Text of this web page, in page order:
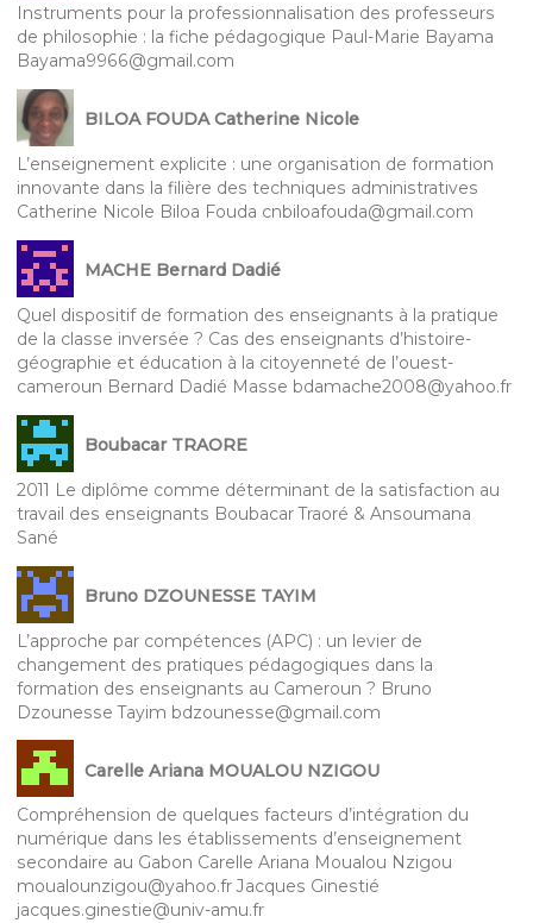
Instruments pour la professionnalisation des professeurs
de philosophie : la fiche pédagogique Paul-Marie Bayama
Bayama9966@gmail.com
BILOA FOUDA Catherine Nicole
L’enseignement explicite : une organisation de formation
innovante dans la filière des techniques administratives
Catherine Nicole Biloa Fouda cnbiloafouda@gmail.com
MACHE Bernard Dadié
Quel dispositif de formation des enseignants à la pratique
de la classe inversée ? Cas des enseignants d’histoire-
géographie et éducation à la citoyenneté de l’ouest-
cameroun Bernard Dadié Masse bdamache2008@yahoo.fr
Boubacar TRAORE
2011 Le diplôme comme déterminant de la satisfaction au
travail des enseignants Boubacar Traoré & Ansoumana
Sané
Bruno DZOUNESSE TAYIM
L’approche par compétences (APC) : un levier de
changement des pratiques pédagogiques dans la
formation des enseignants au Cameroun ? Bruno
Dzounesse Tayim bdzounesse@gmail.com
Carelle Ariana MOUALOU NZIGOU
Compréhension de quelques facteurs d’intégration du
numérique dans les établissements d’enseignement
secondaire au Gabon Carelle Ariana Moualou Nzigou
moualounzigou@yahoo.fr Jacques Ginestié
jacques.ginestie@univ-amu.fr